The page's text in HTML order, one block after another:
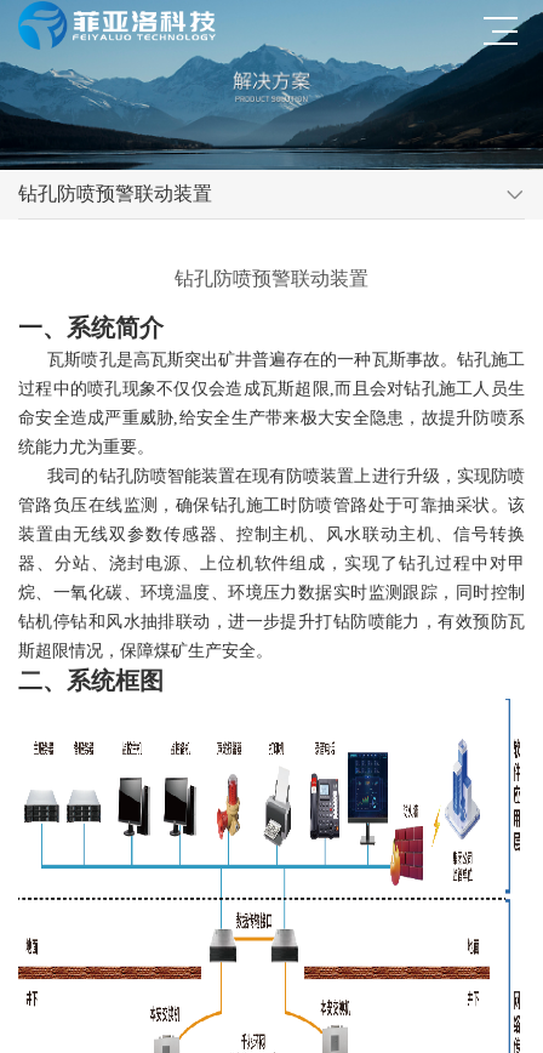
钻孔防喷预警联动装置
钻孔防喷预警联动装置
一、系统简介
瓦斯喷孔是高瓦斯突出矿井普遍存在的一种瓦斯事故。钻孔施工
过程中的喷孔现象不仅仅会造成瓦斯超限,而且会对钻孔施工人员生
命安全造成严重威胁,给安全生产带来极大安全隐患，故提升防喷系
统能力尤为重要。
我司的钻孔防喷智能装置在现有防喷装置上进行升级，实现防喷
管路负压在线监测，确保钻孔施工时防喷管路处于可靠抽采状。该
装置由无线双参数传感器、控制主机、风水联动主机、信号转换
器、分站、浇封电源、上位机软件组成，实现了钻孔过程中对甲
烷、一氧化碳、环境温度、环境压力数据实时监测跟踪，同时控制
钻机停钻和风水抽排联动，进一步提升打钻防喷能力，有效预防瓦
斯超限情况，保障煤矿生产安全。
二、系统框图